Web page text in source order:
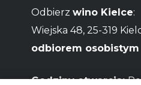
Odbierz wino Kielce:
Wiejska 48, 25-319
odbiorem osobistym
Godziny otwarcia: